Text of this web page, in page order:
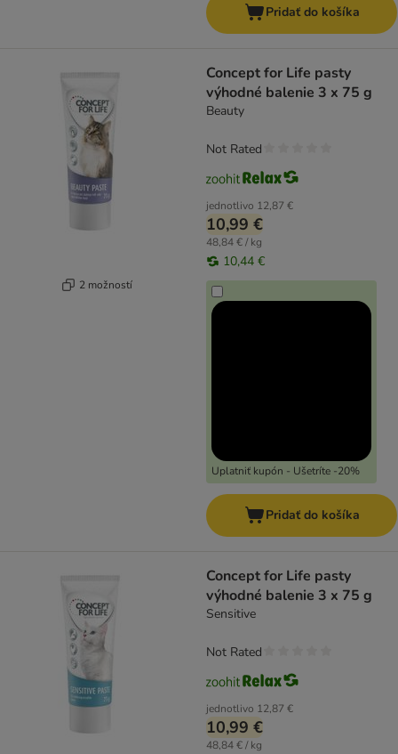
Pridať do košíka
2 možností
Concept for Life pasty
výhodné balenie 3 x 75 g
Beauty
jednotlivo 12,87 €
10,99 €
48,84 € / kg
10,44 €
Uplatniť kupón - Ušetríte -20%
Not Rated
Pridať do košíka
Concept for Life pasty
výhodné balenie 3 x 75 g
Sensitive
jednotlivo 12,87 €
10,99 €
48,84 € / kg
Not Rated